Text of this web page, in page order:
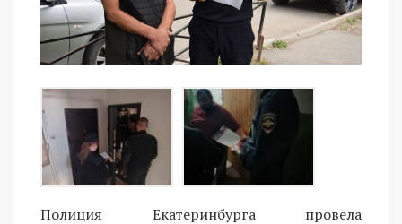
Полиция Екатеринбурга провела